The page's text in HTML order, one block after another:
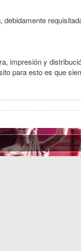
impresión y
para esto es que